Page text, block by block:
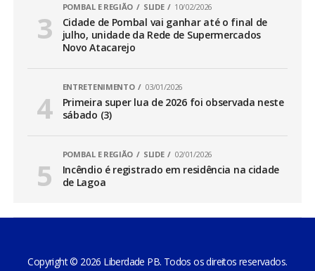
POMBAL E REGIÃO SLIDE 10/02/2026
Cidade de Pombal vai ganhar até o final de
julho, unidade da Rede de Supermercados
Novo Atacarejo
ENTRETENIMENTO 03/01/2026
Primeira super lua de 2026 foi observada neste
sábado (3)
POMBAL E REGIÃO SLIDE 02/01/2026
Incêndio é registrado em residência na cidade
de Lagoa
Copyright © 2026 Liberdade PB. Todos os direitos reservados.